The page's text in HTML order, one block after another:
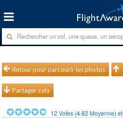
Retour pour parcourir les photos
Partager cela
12 Votes (4.82 Moyenne)